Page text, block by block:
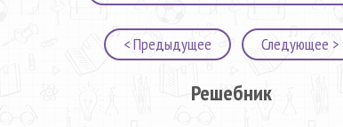
< Предыдущее Следующее >
Решебник